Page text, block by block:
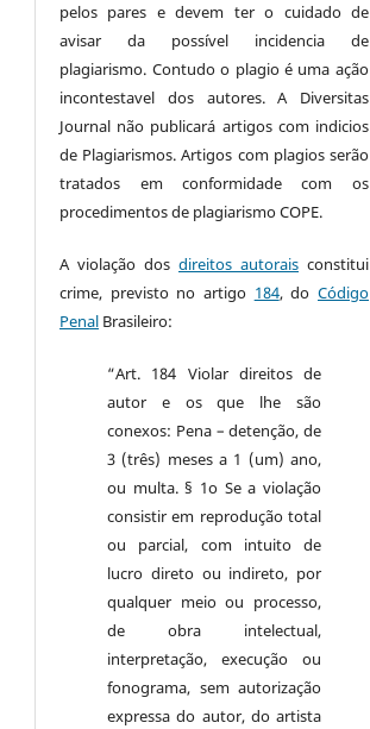
pelos pares e devem ter o cuidado de
avisar da possível incidencia de
plagiarismo. Contudo o plagio é uma ação
incontestavel dos autores. A Diversitas
Journal não publicará artigos com indicios
de Plagiarismos. Artigos com plagios serão
tratados em conformidade com os
procedimentos de plagiarismo COPE.
A violação dos direitos autorais constitui
crime, previsto no artigo 184, do Código
Penal Brasileiro:
“Art. 184 Violar direitos de
autor e os que lhe são
conexos: Pena – detenção, de
3 (três) meses a 1 (um) ano,
ou multa. § 1o Se a violação
consistir em reprodução total
ou parcial, com intuito de
lucro direto ou indireto, por
qualquer meio ou processo,
de obra intelectual,
interpretação, execução ou
fonograma, sem autorização
expressa do autor, do artista